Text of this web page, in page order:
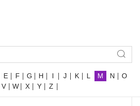
E F G H I J K L M N
O
V W X Y Z